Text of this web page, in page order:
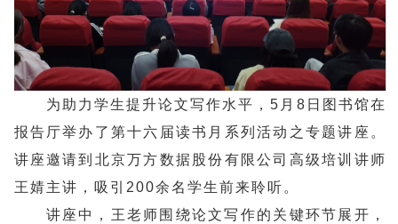
为助力学生提升论文写作水平，5月8日图书馆在
报告厅举办了第十六届读书月系列活动之专题讲座。
讲座邀请到北京万方数据股份有限公司高级培训讲师
王婧主讲，吸引200余名学生前来聆听。
讲座中，王老师围绕论文写作的关键环节展开，